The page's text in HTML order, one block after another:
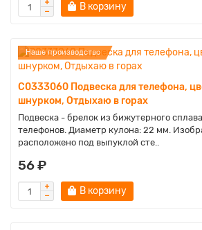
В корзину
Наше производство
C0333060 Подвеска для телефона,
шнурком, Отдыхаю в горах
Подвеска - брелок из бижутерного
телефонов. Диаметр кулона: 22 мм.
расположено под выпуклой сте..
56 ₽
В корзину